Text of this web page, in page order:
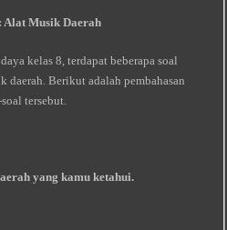
Alat Musik Daerah
kelas 8, terdapat beberapa soal
daerah. Berikut adalah pembahasan
tersebut.
yang kamu ketahui.